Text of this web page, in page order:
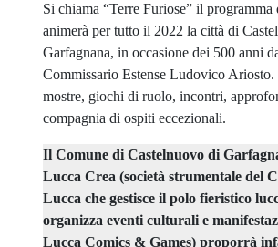
Si chiama “Terre Furiose” il programma
animerà per tutto il 2022 la città di
Garfagnana, in occasione dei 500 anni
Commissario Estense Ludovico Ariosto.
mostre, giochi di ruolo, incontri,
compagnia di ospiti eccezionali.
Il Comune di Castelnuovo di
Lucca Crea (società strumentale del
Lucca che gestisce il polo fieristico
organizza eventi culturali e
Lucca Comics & Games) proporrà